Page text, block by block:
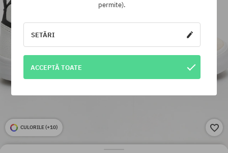
CULORILE (+10)
permite).
SETĂRI
ACCEPTĂ TOATE